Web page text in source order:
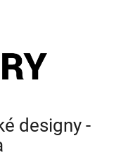
designy -